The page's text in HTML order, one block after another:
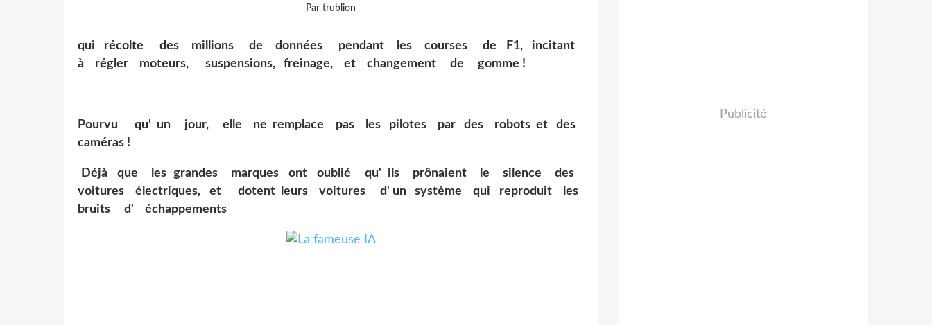
Par trublion
qui récolte des millions de données pendant les courses de F1, incitant
à régler moteurs, suspensions, freinage, et changement de gomme !
Pourvu qu' un jour, elle ne remplace pas les pilotes par des robots et des
caméras !
Déjà que les grandes marques ont oublié qu' ils prônaient le silence des
voitures électriques, et dotent leurs voitures d' un système qui reproduit les
bruits d' échappements
Publicité